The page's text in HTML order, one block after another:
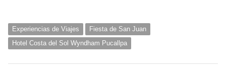
Experiencias de Viajes
Fiesta de San Juan
Hotel Costa del Sol Wyndham Pucallpa